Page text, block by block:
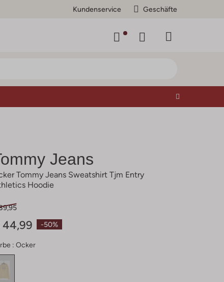
Kundenservice Geschäfte
Jeans
Tommy Jeans Sweatshirt Tjm Entry
Hoodie
-50%
44,99
: Ocker